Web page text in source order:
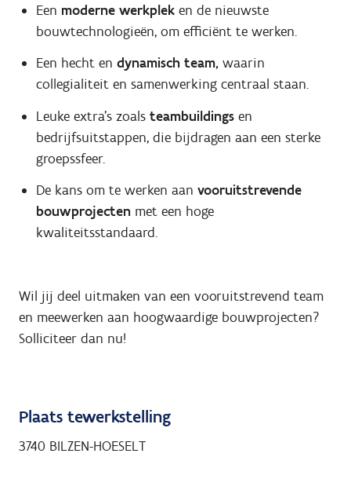
Een moderne werkpleken de nieuwste
bouwtechnologieën, om efficiënt te werken.
Een hecht en dynamisch team,waarin
collegialiteit en samenwerking centraal staan.
Leuke extra’s zoals teambuildingsen
bedrijfsuitstappen, die bijdragen aan een sterke
groepssfeer.
De kans om te werken aan vooruitstrevende
bouwprojectenmet een hoge
kwaliteitsstandaard.
Wil jij deel uitmaken van een vooruitstrevend team
en meewerken aan hoogwaardige bouwprojecten?
Solliciteer dan nu!
Plaats tewerkstelling
3740 BILZEN-HOESELT